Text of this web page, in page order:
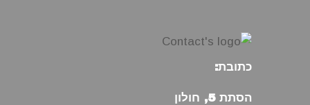
כתובת:
הסתת 5, חולון